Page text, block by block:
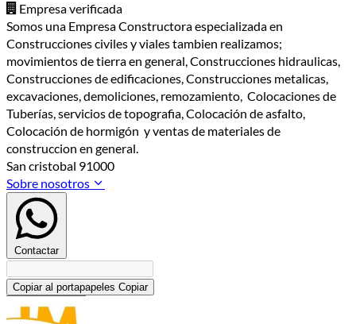
Empresa verificada
Somos una Empresa Constructora especializada en
Construcciones civiles y viales tambien realizamos;
movimientos de tierra en general, Construcciones hidraulicas,
Construcciones de edificaciones, Construcciones metalicas,
excavaciones, demoliciones, remozamiento, Colocaciones de
Tuberías, servicios de topografia, Colocación de asfalto,
Colocación de hormigón y ventas de materiales de
construccion en general.
San cristobal 91000
Sobre nosotros
Contactar
Copiar al portapapeles Copiar